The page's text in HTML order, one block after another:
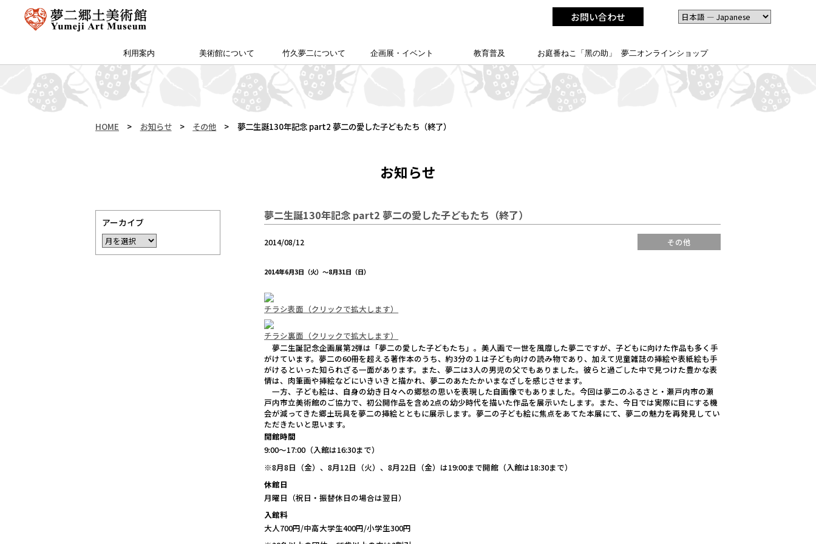
お問い合わせ
利用案内
夢二郷土美術館 本館
夢二生家記念館・少年山荘
アクセス・特別プラン
カフェ＆ショップ
予約方法・団体申込
サイトマップ
美術館について
館長挨拶
所蔵作品
友の会「ゆめびぃ」
お知らせ
（公財）両備文化振興財団
范曽美術館について
竹久夢二について
竹久夢二の足跡
竹久夢二学会について
企画展・イベント 教育普及
こども夢二新聞
こども学芸員
校外学習について
夢二郷土美術館
ゆめじきょうどびじゅつかん
の
「あいうえお」
お庭番ねこ「黑の助」 夢二オンラインショップ
HOME > お知らせ > その他 > 夢二生誕130年記念 part2 夢二の愛した子どもたち（終了）
お知らせ
夢二生誕130年記念 part2 夢二の愛した子どもたち（終了）
2014/08/12 その他
2014年6月3日（火）～8月31日（日）
チラシ表面（クリックで拡大します）
チラシ裏面（クリックで拡大します）
夢二生誕記念企画展第2弾は「夢二の愛した子どもたち」。美人画で一世を風靡した夢二ですが、子どもに向けた作品も多く手
がけています。夢二の60冊を超える著作本のうち、約3分の１は子ども向けの読み物であり、加えて児童雑誌の挿絵や表紙絵も手
がけるといった知られざる一面があります。また、夢二は3人の男児の父でもありました。彼らと過ごした中で見つけた豊かな表
情は、肉筆画や挿絵などにいきいきと描かれ、夢二のあたたかいまなざしを感じさせます。
一方、子ども絵は、自身の幼き日々への郷愁の思いを表現した自画像でもありました。今回は夢二のふるさと・瀬戸内市の瀬
戸内市立美術館のご協力で、初公開作品を含め2点の幼少時代を描いた作品を展示いたします。また、今日では実際に目にする機
会が減ってきた郷土玩具を夢二の挿絵とともに展示します。夢二の子ども絵に焦点をあてた本展にて、夢二の魅力を再発見してい
ただきたいと思います。
開館時間
9:00～17:00（入館は16:30まで）
※8月8日（金）、8月12日（火）、8月22日（金）は19:00まで開館（入館は18:30まで）
休館日
月曜日（祝日・振替休日の場合は翌日）
入館料
大人700円/中高大学生400円/小学生300円
アーカイブ